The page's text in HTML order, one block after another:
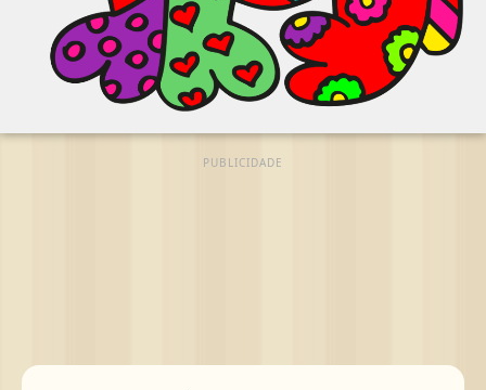
PUBLICIDADE